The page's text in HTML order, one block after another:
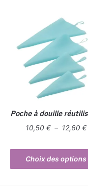
Poche à douille
10,50 € – 12,60 €
Choix des options
produit
a